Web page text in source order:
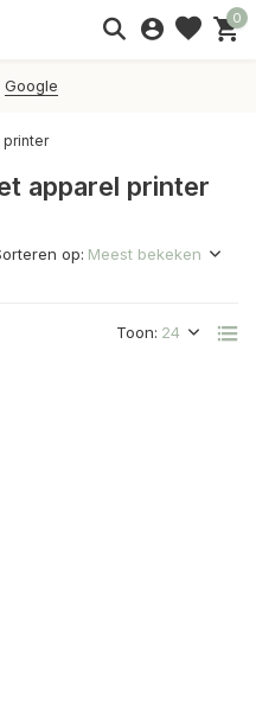
0
Google
printer
apparel printer
Toon:
op: